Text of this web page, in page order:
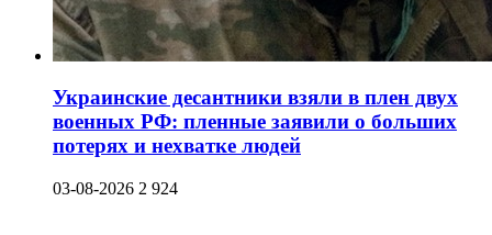
Украинские десантники взяли в плен двух
военных РФ: пленные заявили о больших
потерях и нехватке людей
03-08-2026 2 924